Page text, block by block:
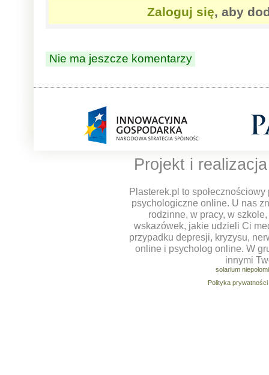
Zaloguj się, aby
Nie ma jeszcze komentarzy
Projekt i
Plasterek.pl to
psychologiczne online. U nas
rodzinne, w pracy, w
wskazówek, jakie udzieli Ci
przypadku depresji, kryzysu,
online i psycholog online. W
innymi
solarium
Polityka prywatności